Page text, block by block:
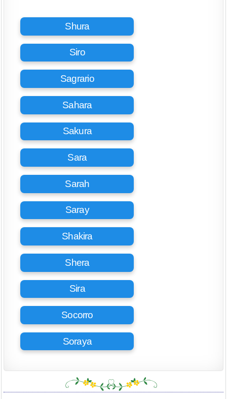
Shura
Siro
Sagrario
Sahara
Sakura
Sara
Sarah
Saray
Shakira
Shera
Sira
Socorro
Soraya